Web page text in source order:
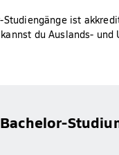
Studiengänge ist
du Auslands-